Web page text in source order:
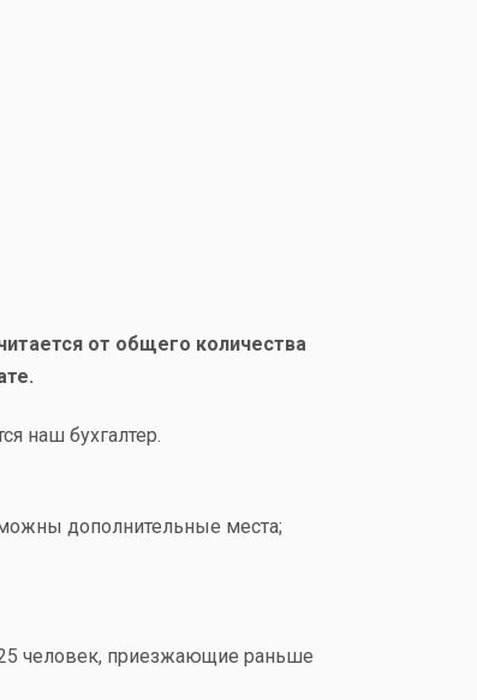
от общего количества
наш бухгалтер.
дополнительные места;
человек, приезжающие раньше